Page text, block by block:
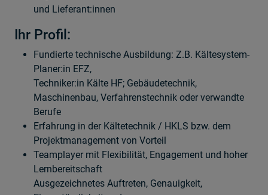
und Lieferant:innen
Ihr Profil:
Fundierte technische Ausbildung: Z.B. Kältesystem-
Planer:in EFZ,
Techniker:in Kälte HF; Gebäudetechnik,
Maschinenbau, Verfahrenstechnik oder verwandte
Berufe
Erfahrung in der Kältetechnik / HKLS bzw. dem
Projektmanagement von Vorteil
Teamplayer mit Flexibilität, Engagement und hoher
Lernbereitschaft
Ausgezeichnetes Auftreten, Genauigkeit,